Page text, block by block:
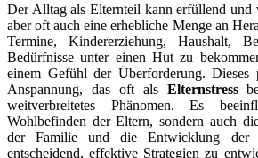
Der Alltag als Elternteil kann erfüllend und
aber oft auch eine erhebliche Menge an
Termine, Kindererziehung, Haushalt,
Bedürfnisse unter einen Hut zu
einem Gefühl der Überforderung. Dieses
Anspannung, das oft als Elternstress
weitverbreitetes Phänomen. Es
Wohlbefinden der Eltern, sondern auch
der Familie und die Entwicklung der
entscheidend, effektive Strategien zu